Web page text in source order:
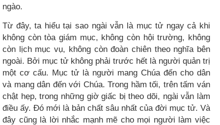
ngào.
Từ đây, ta hiểu tại sao ngài vẫn là mục tử ngay cả khi
không còn tòa giám mục, không còn hội trường, không
còn lịch mục vụ, không còn đoàn chiên theo nghĩa bên
ngoài. Bởi mục tử không phải trước hết là người quản trị
một cơ cấu. Mục tử là người mang Chúa đến cho dân
và mang dân đến với Chúa. Trong hầm tối, trên tấm ván
chật hẹp, trong những giờ giấc bị theo dõi, ngài vẫn làm
điều ấy. Đó mới là bản chất sâu nhất của đời mục tử. Và
đây cũng là lời nhắc mạnh mẽ cho mọi người làm việc